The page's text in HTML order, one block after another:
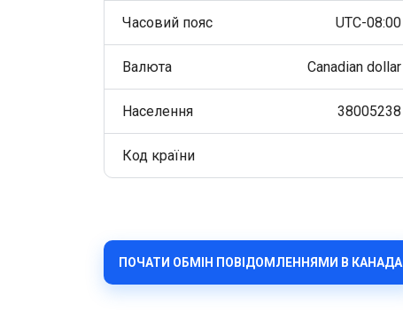
Часовий пояс UTC-08:00
Валюта Canadian dollar
Населення 38005238
Код країни
ПОЧАТИ ОБМІН ПОВІДОМЛЕННЯМИ В КАНАДА